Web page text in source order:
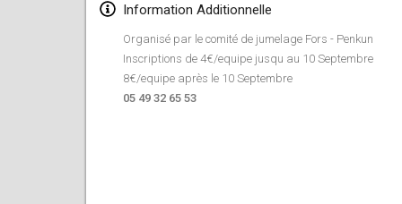
Information Additionnelle
Organisé par le comité de jumelage Fors - Penkun
Inscriptions de 4€/equipe jusqu au 10 Septembre
8€/equipe après le 10 Septembre
05 49 32 65 53
24 févr. 2018|République tchèque